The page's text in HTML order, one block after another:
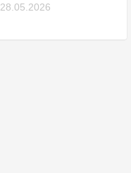
28.05.2026